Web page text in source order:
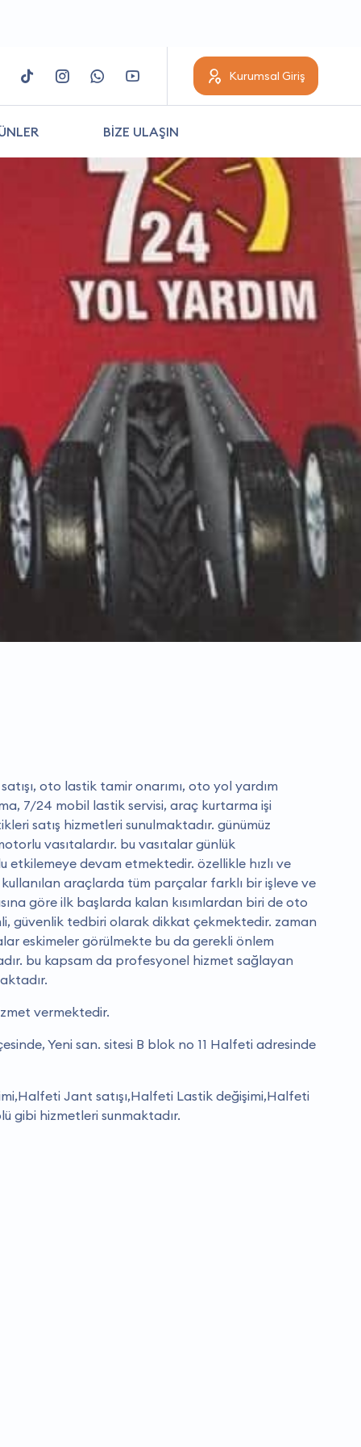
Kurumsal Giriş
BİZE ULAŞIN
oto lastik tamir onarımı, oto yol yardım
7/24 mobil lastik servisi, araç kurtarma işi
satış hizmetleri sunulmaktadır. günümüz
vasıtalardır. bu vasıtalar günlük
etkilemeye devam etmektedir. özellikle hızlı ve
araçlarda tüm parçalar farklı bir işleve ve
göre ilk başlarda kalan kısımlardan biri de oto
güvenlik tedbiri olarak dikkat çekmektedir. zaman
eskimeler görülmekte bu da gerekli önlem
bu kapsam da profesyonel hizmet sağlayan
vermektedir.
Yeni san. sitesi B blok no 11 Halfeti adresinde
Jant satışı,Halfeti Lastik değişimi,Halfeti
gibi hizmetleri sunmaktadır.